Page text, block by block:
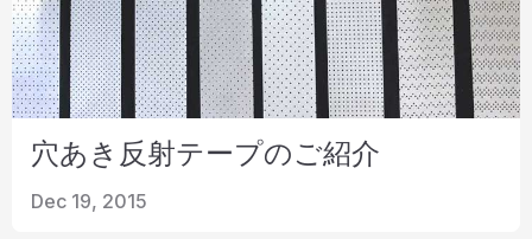
穴あき反射テープのご紹介
Dec 19, 2015